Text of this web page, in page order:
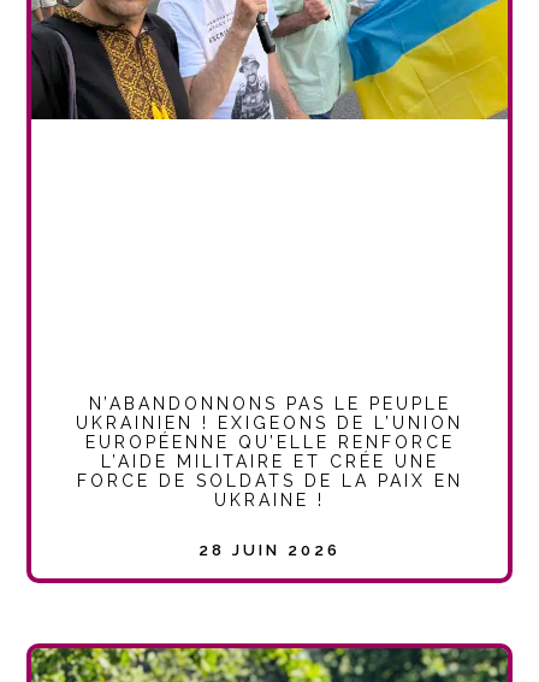
N’ABANDONNONS PAS LE PEUPLE
UKRAINIEN ! EXIGEONS DE L’UNION
EUROPÉENNE QU’ELLE RENFORCE
L’AIDE MILITAIRE ET CRÉE UNE
FORCE DE SOLDATS DE LA PAIX EN
UKRAINE !
28 JUIN 2026